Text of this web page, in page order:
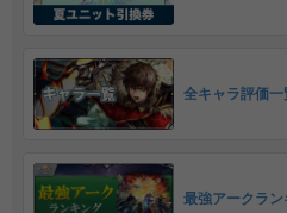
全キャラ評価一
最強アークラン